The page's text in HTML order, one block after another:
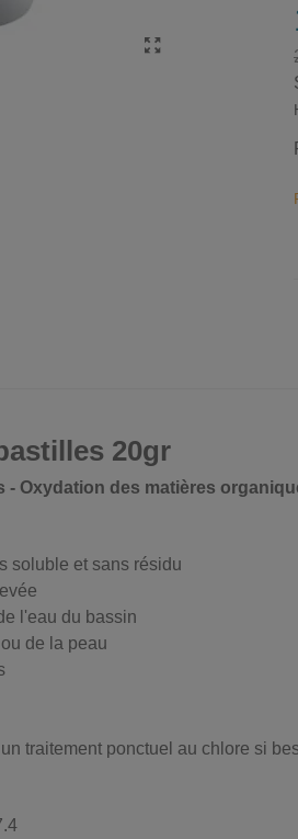
20gr
Oxydation des matières
soluble et sans résidu
l'eau du bassin
de la peau
traitement ponctuel au chlore si